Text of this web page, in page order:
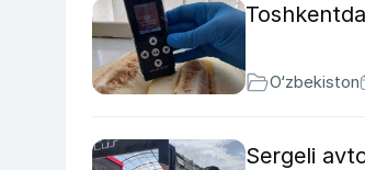
O‘zbekiston
Sergeli